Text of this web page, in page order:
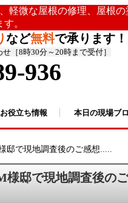
微な屋根の修理、屋根
。
など無料で承ります
［8時30分～20時まで受付］
936
役立ち情報 本日の現場ブ
邸で現地調査後のご感想.....
様邸で現地調査後の